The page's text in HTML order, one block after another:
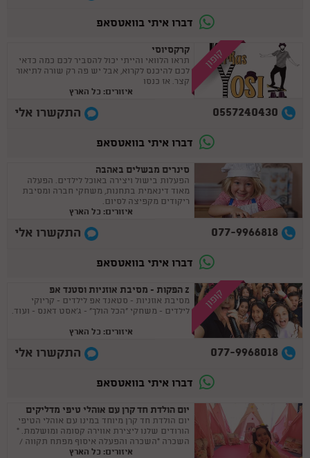
דברו איתי בוואטסאפ
קופון קרקסיוסי
תראו הלוואי והייתי יכול להסביר לכם כמה כדאי
לכם להיכנס לקרוא, אבל יש פה רק שורה לתיאור
קצר. אז כנסו
איזורים: כל הארץ
0557240430 התקשרו אלי
דברו איתי בוואטסאפ
סינרים מבשלים באהבה
הפעלות בישול ויצירה באוכל לילדים. הפעלה
מאוד דינאמית בתחנות, משחקי חברה ומסיבת
ריקודים מקפיצה לסיום.
איזורים: כל הארץ
077-9966818 התקשרו אלי
דברו איתי בוואטסאפ
קופון Z הפקות - מסיבת אוזניות וסטנד אפ
מסיבת אוזניות - סטאנד אפ לילדים - קריוקי
לילדים - משחקי "הכל הולך" - ג'אסט דאנס - ועוד.
איזורים: כל הארץ
077-9968018 התקשרו אלי
דברו איתי בוואטסאפ
יום הולדת חד קרן עם אוהלי טיפי מדליקים
יום הולדת חד קרן מיוחד במינו עם אוהלי הטיפי
הורודים שלנו ליצירת אווירה קסומה ומושלמת. *
השכרה *השכרה והפעלה איסוף מפתח תקווה /
איזורים: כל הארץ